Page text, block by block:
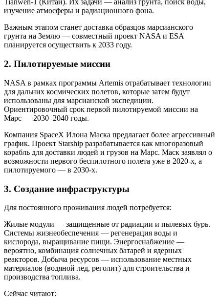
Tianwen-1 (Китай). Их задачи — анализ грунта, поиск воды,
изучение атмосферы и радиационного фона.
Важным этапом станет доставка образцов марсианского
грунта на Землю — совместный проект NASA и ESA
планируется осуществить к 2033 году.
2. Пилотируемые миссии
NASA в рамках программы Artemis отрабатывает технологии
для дальних космических полетов, которые затем будут
использованы для марсианской экспедиции.
Ориентировочный срок первой пилотируемой миссии на
Марс — 2030–2040 годы.
Компания SpaceX Илона Маска предлагает более агрессивный
график. Проект Starship разрабатывается как многоразовый
корабль для доставки людей и грузов на Марс. Маск заявлял о
возможности первого беспилотного полета уже в 2020-х, а
пилотируемого — в 2030-х.
3. Создание инфраструктуры
Для постоянного проживания людей потребуется:
Жилые модули — защищенные от радиации и пылевых бурь.
Системы жизнеобеспечения — регенерация воды и
кислорода, выращивание пищи. Энергоснабжение —
вероятно, комбинация солнечных батарей и ядерных
реакторов. Добыча ресурсов — использование местных
материалов (водяной лед, реголит) для строительства и
производства топлива.
Сейчас читают: